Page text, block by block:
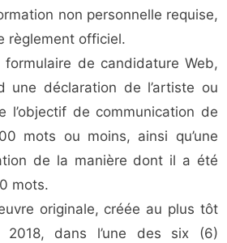
non personnelle requise,
règlement officiel.
formulaire de candidature Web,
une déclaration de l’artiste ou
l’objectif de communication de
mots ou moins, ainsi qu’une
de la manière dont il a été
mots.
originale, créée au plus tôt
dans l’une des six (6)